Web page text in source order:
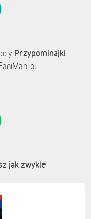
Przypominajki
jak zwykle